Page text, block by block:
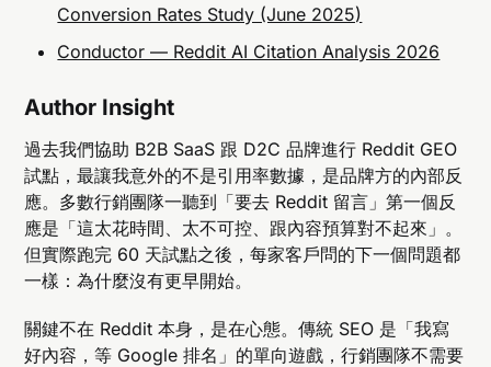
Conversion Rates Study (June 2025)
Conductor — Reddit AI Citation Analysis 2026
Author Insight
過去我們協助 B2B SaaS 跟 D2C 品牌進行 Reddit GEO
試點，最讓我意外的不是引用率數據，是品牌方的內部反
應。多數行銷團隊一聽到「要去 Reddit 留言」第一個反
應是「這太花時間、太不可控、跟內容預算對不起來」。
但實際跑完 60 天試點之後，每家客戶問的下一個問題都
一樣：為什麼沒有更早開始。
關鍵不在 Reddit 本身，是在心態。傳統 SEO 是「我寫
好內容，等 Google 排名」的單向遊戲，行銷團隊不需要